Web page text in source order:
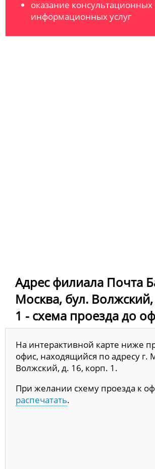
оказание консультационных
информационных услуг
Адрес филиала Почта
Москва, бул.
1 - схема проезда до
На интерактивной карте ниже
офис, находящийся по адресу г.
Волжский, д. 16, корп. 1.
При желании схему проезда к
распечатать.